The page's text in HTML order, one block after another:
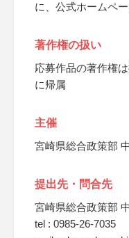
に、公式ホームペ
著作権の扱い
応募作品の著作権
に帰属
主催
宮崎県総合政策部
提出先・問合先
宮崎県総合政策部
tel : 0985-26-7035